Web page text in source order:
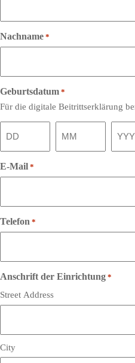
Nachname *
Geburtsdatum *
Für die digitale Beitrittserklärung
Day Month Year
E-Mail *
Telefon *
Anschrift der Einrichtung *
Street Address
City